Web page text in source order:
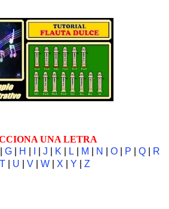
UNA LETRA
G H J K L M N O P Q
R
T U V W X Y Z